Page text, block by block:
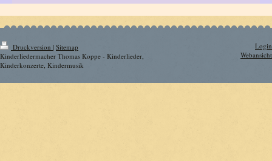
Druckversion | Sitemap
Kinderliedermacher Thomas Koppe - Kinderlieder,
Kinderkonzerte, Kindermusik
Login
Webansicht